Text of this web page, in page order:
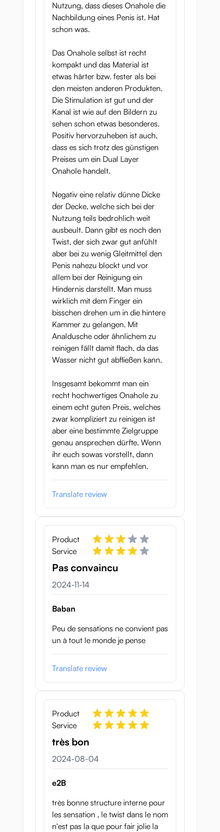
Nutzung, dass dieses Onahole die
Nachbildung eines Penis ist. Hat
schon was.
Das Onahole selbst ist recht
kompakt und das Material ist
etwas härter bzw. fester als bei
den meisten anderen Produkten.
Die Stimulation ist gut und der
Kanal ist wie auf den Bildern zu
sehen schon etwas besonderes.
Positiv hervorzuheben ist auch,
dass es sich trotz des günstigen
Preises um ein Dual Layer
Onahole handelt.
Negativ eine relativ dünne Dicke
der Decke, welche sich bei der
Nutzung teils bedrohlich weit
ausbeult. Dann gibt es noch den
Twist, der sich zwar gut anfühlt
aber bei zu wenig Gleitmittel den
Penis nahezu blockt und vor
allem bei der Reinigung ein
Hindernis darstellt. Man muss
wirklich mit dem Finger ein
bisschen drehen um in die hintere
Kammer zu gelangen. Mit
Analdusche oder ähnlichem zu
reinigen fällt damit flach, da das
Wasser nicht gut abfließen kann.
Insgesamt bekommt man ein
recht hochwertiges Onahole zu
einem echt guten Preis, welches
zwar kompliziert zu reinigen ist
aber eine bestimmte Zielgruppe
genau ansprechen dürfte. Wenn
ihr euch sowas vorstellt, dann
kann man es nur empfehlen.
Translate review
Product
Service
Pas convaincu
14 november 2024
2024-11-14
Baban
Peu de sensations ne convient pas
un à tout le monde je pense
Translate review
Product
Service
très bon
4 augusti 2024
2024-08-04
e2B
très bonne structure interne pour
les sensation , le twist dans le nom
n'est pas la que pour fair jolie la